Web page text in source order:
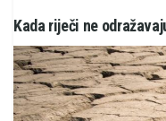
Kada riječi ne